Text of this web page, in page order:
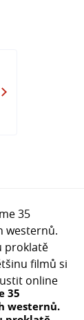
35
westernů.